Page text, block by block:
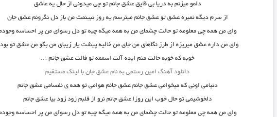
دلمو میزنم به دریا بی قایق عشق جانم تو چی میدونی از حال یه عاشق
از سرم دیگه نمیره عشق تو عشق جانم میترسم یه روز نبینمت من باز دل نگرونم عشق جان
وای من همه چی معلومه تو حالت چشمای من به همه میگه چیه تو دل رسوای من پر احساسه
وای من داره عشق میریزه از طرز نگاهای من جای من خالیه پیشت یار زیبای من بگو من عشق تو
خوبه که خوبه حالت منم ایده آلت اسممه تو فالت عشق جانم …
دانلود آهنگ امین رستمی به نام عشق جان با لینک مستقیم
دنیامی اونی که میخوامی عشق جانم عشق جانم هوامی تو همه ی نفسامی عشق جانم
دلخوشیمی تو حال خوب این روزا عشق جانم نرو از قلبم زود زود بیا عشق جانم
وای من همه چی معلومه تو حالت چشمای من به همه میگه چیه تو دل رسوای من پر احساسه